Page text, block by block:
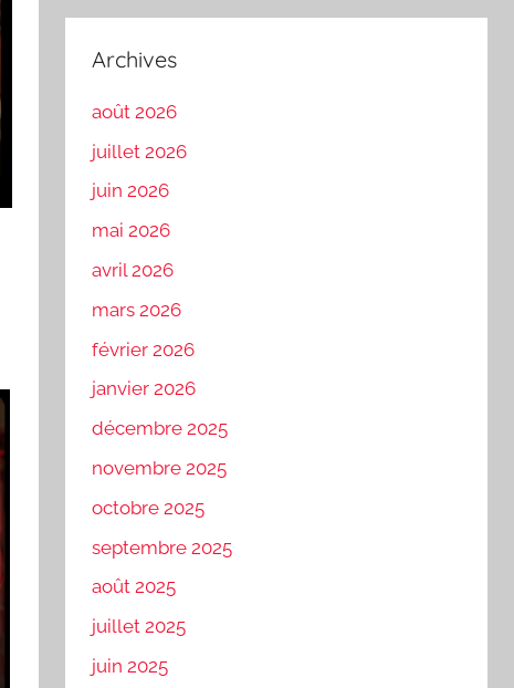
Archives
août 2026
juillet 2026
juin 2026
mai 2026
avril 2026
mars 2026
février 2026
janvier 2026
décembre 2025
novembre 2025
octobre 2025
septembre 2025
août 2025
juillet 2025
juin 2025